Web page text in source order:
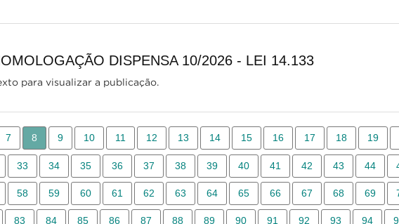
DISPENSA 10/2026 - LEI 14.133
para visualizar a publicação.
7 8 9 10 11 12 13 14 15 16 17 18 19
33 34 35 36 37 38 39 40 41 42 43 44
58 59 60 61 62 63 64 65 66 67 68 69
83 84 85 86 87 88 89 90 91 92 93 94